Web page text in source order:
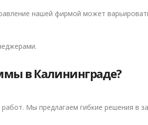
нашей фирмой может
в Калининграде?
Мы предлагаем гибкие решения в